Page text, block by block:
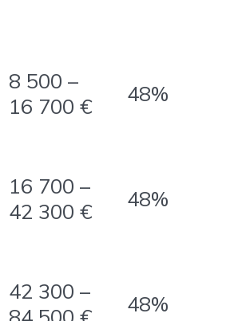
8 500 –
16 700 €
48%
16 700 –
42 300 €
48%
42 300 –
48%